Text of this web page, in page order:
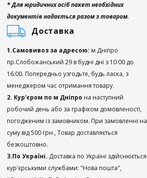
* Для юридичних осіб пакет необхідних
документів надається разом з товаром.
Доставка
1.Самовивоз за адресою: м Дніпро
пр.Слобожанський 29 в будні дні з 10:00 до
16:00. Попередньо узгодьте, будь ласка, з
менеджером час отримання товару.
2. Кур'єром по м Дніпро на наступний
робочий день або за графіком домовленості,
погодженим із замовником. При замовленні на
суму від 500 грн., Товар доставляється
безкоштовно.
3.По Україні. Доставка по Україні здійснюється
кур'єрськими службами: "Нова пошта",